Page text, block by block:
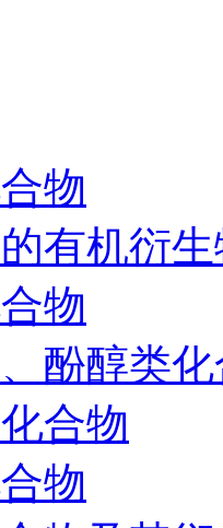
物
有机衍
物
酚醇类
合物
物